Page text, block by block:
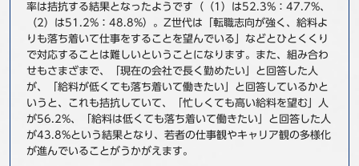
BBSグループネットワーク サステナビリティ 企業情報
株主・投資家情報 採用情報
お問い合わせ
率は拮抗する結果となったようです（（1）は52.3%：47.7%、
（2）は51.2%：48.8%）。Z世代は「転職志向が強く、給料よ
りも落ち着いて仕事をすることを望んでいる」などとひとくくり
で対応することは難しいということになります。また、組み合わ
せもさまざまで、「現在の会社で長く勤めたい」と回答した人
が、「給料が低くても落ち着いて働きたい」と回答しているかと
いうと、これも拮抗していて、「忙しくても高い給料を望む」人
が56.2%、「給料は低くても落ち着いて働きたい」と回答した人
が43.8%という結果となり、若者の仕事観やキャリア観の多様化
が進んでいることがうかがえます。